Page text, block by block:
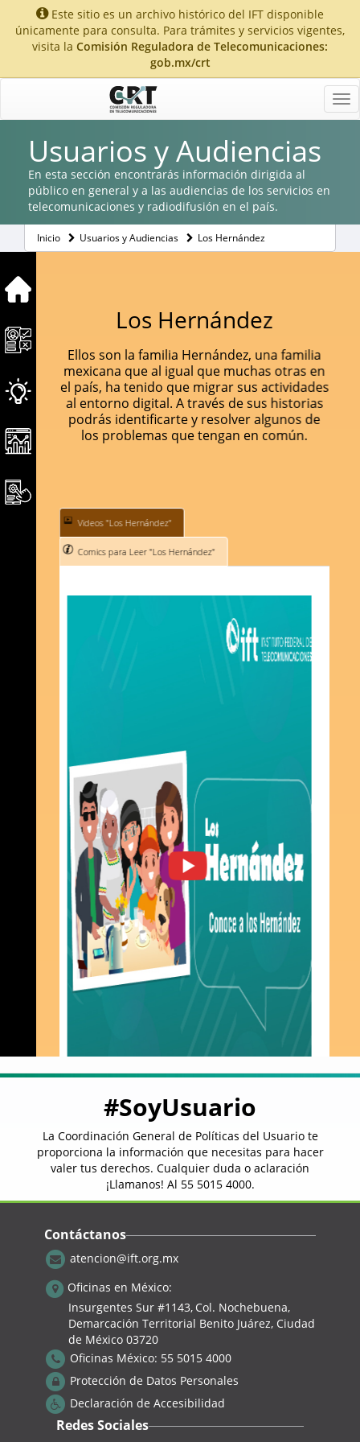
Este sitio es un archivo histórico del IFT disponible
únicamente para consulta. Para trámites y servicios vigentes,
visita la Comisión Reguladora de Telecomunicaciones:
gob.mx/crt
Usuarios y Audiencias
En esta sección encontrarás información dirigida al
público en general y a las audiencias de los servicios en
telecomunicaciones y radiodifusión en el país.
Inicio Usuarios y Audiencias Los Hernández
Los Hernández
Ellos son la familia Hernández, una familia
mexicana que al igual que muchas otras en
el país, ha tenido que migrar sus actividades
al entorno digital. A través de sus historias
podrás identificarte y resolver algunos de
los problemas que tengan en común.
Videos "Los Hernández"
Comics para Leer "Los Hernández"
Hernández
#SoyUsuario
La Coordinación General de Políticas del Usuario te
proporciona la información que necesitas para hacer
valer tus derechos. Cualquier duda o aclaración
¡Llamanos! Al 55 5015 4000.
Contáctanos
atencion@ift.org.mx
Oficinas en México:
Insurgentes Sur #1143, Col. Nochebuena,
Demarcación Territorial Benito Juárez, Ciudad
de México 03720
Oficinas México: 55 5015 4000
Protección de Datos Personales
Declaración de Accesibilidad
Redes Sociales